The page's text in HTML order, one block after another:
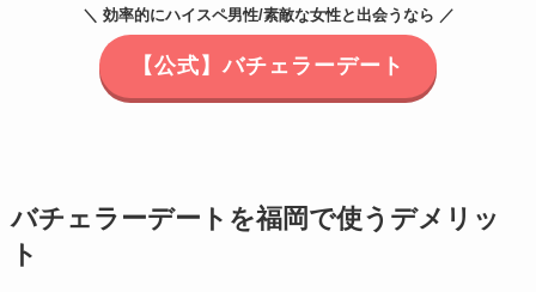
＼ 効率的にハイスペ男性/素敵な女性と出会うなら ／
【公式】バチェラーデート
バチェラーデートを福岡で使うデメリッ
ト